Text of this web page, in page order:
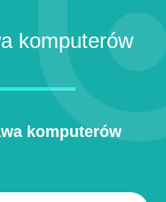
komputerów
komputerów